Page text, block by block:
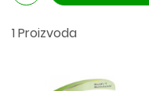
1 Proizvoda